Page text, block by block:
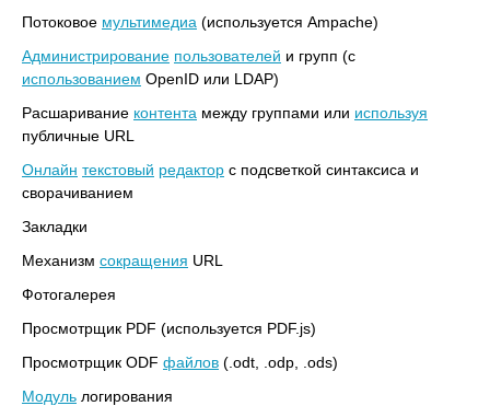
Потоковое мультимедиа (используется Ampache)
Администрирование пользователей и групп (с
использованием OpenID или LDAP)
Расшаривание контента между группами или используя
публичные URL
Онлайн текстовый редактор с подсветкой синтаксиса и
сворачиванием
Закладки
Механизм сокращения URL
Фотогалерея
Просмотрщик PDF (используется PDF.js)
Просмотрщик ODF файлов (.odt, .odp, .ods)
Модуль логирования